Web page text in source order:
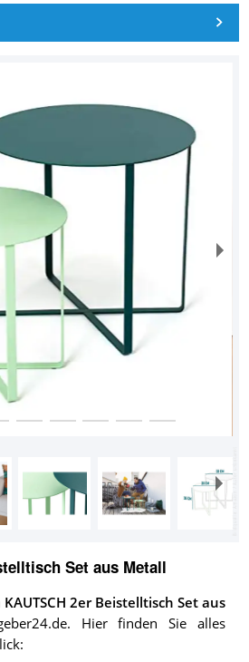
Set aus Metall
KAUTSCH 2er Beistelltisch Set aus
Hier finden Sie alles